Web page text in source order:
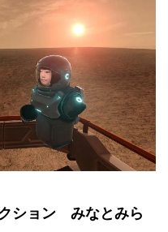
ション みなとみら